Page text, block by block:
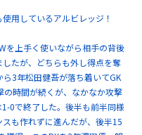
用しているアルビレッジ！
を上手く使いながら相手の背後
たが、どちらも外し得点を奪
3年松田健吾が落ち着いてGK
時間が続くが、なかなか攻撃
0で終了した。後半も前半同様
も作れずに進んだが、後半15